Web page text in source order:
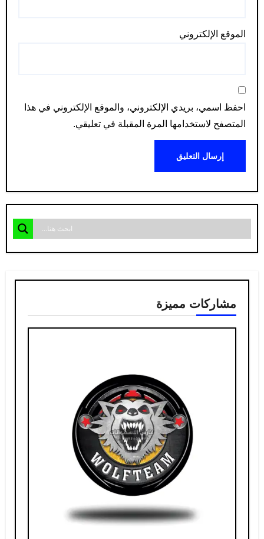
الموقع الإلكتروني
احفظ اسمي، بريدي الإلكتروني، والموقع الإلكتروني في هذا
المتصفح لاستخدامها المرة المقبلة في تعليقي.
مشاركات مميزة